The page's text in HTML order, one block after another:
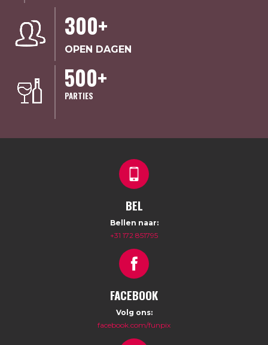
300+
OPEN DAGEN
500+
PARTIES
BEL
Bellen naar:
+31 172 851795
FACEBOOK
Volg ons:
facebook.com/funpix